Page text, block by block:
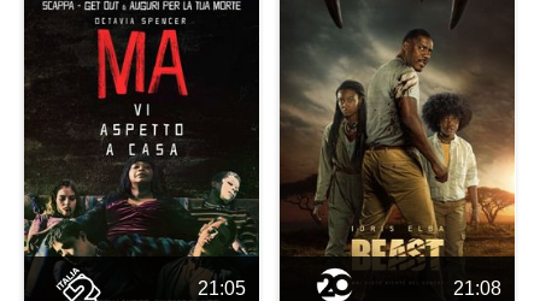
21:05 21:08